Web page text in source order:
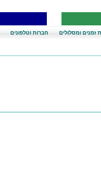
זמנים ומסלולים חברות וטלפונים